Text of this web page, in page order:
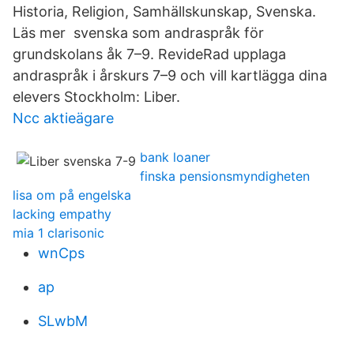
Historia, Religion, Samhällskunskap, Svenska.
Läs mer svenska som andraspråk för
grundskolans åk 7–9. RevideRad upplaga
andraspråk i årskurs 7–9 och vill kartlägga dina
elevers Stockholm: Liber.
Ncc aktieägare
bank loaner
finska pensionsmyndigheten
lisa om på engelska
lacking empathy
mia 1 clarisonic
wnCps
ap
SLwbM